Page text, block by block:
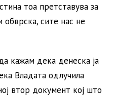
тоа претставува за
обврска, сите нас не
кажам дека денеска ја
Владата одлучила
втор документ кој што